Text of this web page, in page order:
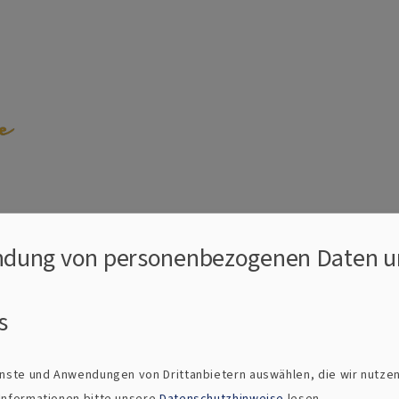
Weilheim
neue Jahr
und
von personenbezogenen Daten
und Anwendungen von Drittanbietern auswählen, die wir